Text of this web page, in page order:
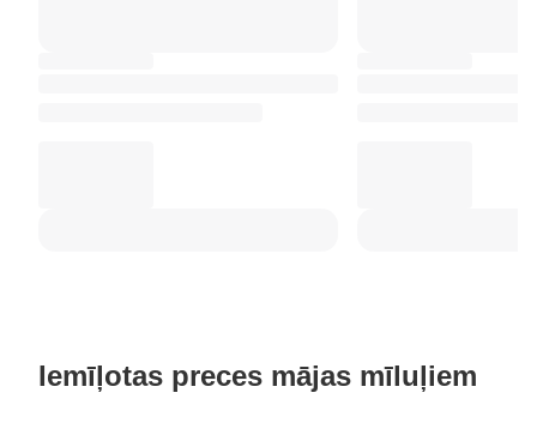
Iemīļotas preces mājas mīluļiem